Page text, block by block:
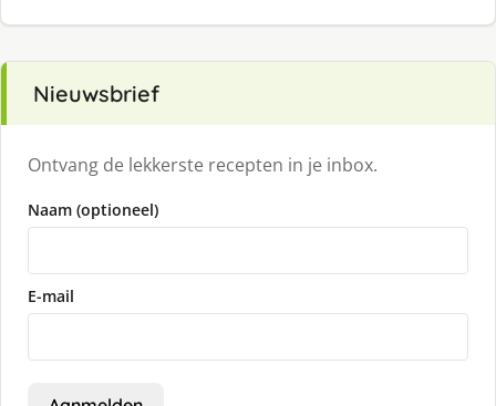
Nieuwsbrief
Ontvang de lekkerste recepten in je inbox.
Naam (optioneel)
E-mail